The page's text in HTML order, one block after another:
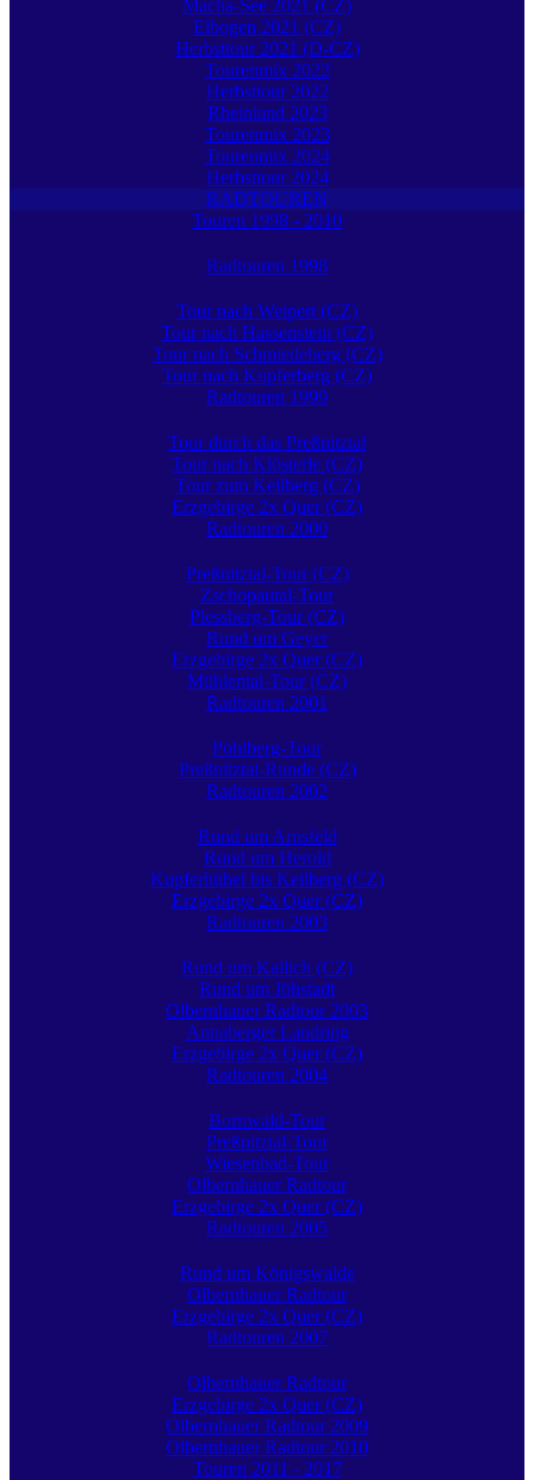
Macha-See 2021 (CZ)
Elbogen 2021 (CZ)
Herbsttour 2021 (D-CZ)
Tourenmix 2022
Herbsttour 2022
Rheinland 2023
Tourenmix 2023
Tourenmix 2024
Herbsttour 2024
RADTOUREN
Touren 1998 - 2010
Radtouren 1998
Tour nach Weipert (CZ)
Tour nach Hassenstein (CZ)
Tour nach Schmiedeberg (CZ)
Tour nach Kupferberg (CZ)
Radtouren 1999
Tour durch das Preßnitztal
Tour nach Klösterle (CZ)
Tour zum Keilberg (CZ)
Erzgebirge 2x Quer (CZ)
Radtouren 2000
Preßnitztal-Tour (CZ)
Zschopautal-Tour
Plessberg-Tour (CZ)
Rund um Geyer
Erzgebirge 2x Quer (CZ)
Mühlental-Tour (CZ)
Radtouren 2001
Pöhlberg-Tour
Preßnitztal-Runde (CZ)
Radtouren 2002
Rund um Arnsfeld
Rund um Herold
Kupferhübel bis Keilberg (CZ)
Erzgebirge 2x Quer (CZ)
Radtouren 2003
Rund um Kallich (CZ)
Rund um Jöhstadt
Olbernhauer Radtour 2003
Annaberger Landring
Erzgebirge 2x Quer (CZ)
Radtouren 2004
Bornwald-Tour
Preßnitztal-Tour
Wiesenbad-Tour
Olbernhauer Radtour
Erzgebirge 2x Quer (CZ)
Radtouren 2005
Rund um Königswalde
Olbernhauer Radtour
Erzgebirge 2x Quer (CZ)
Radtouren 2007
Olbernhauer Radtour
Erzgebirge 2x Quer (CZ)
Olbernhauer Radtour 2009
Olbernhauer Radtour 2010
Touren 2011 - 2017